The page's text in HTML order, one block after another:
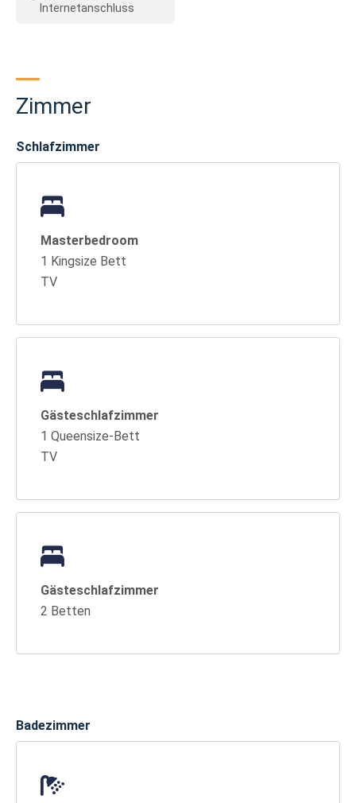
Internetanschluss
Zimmer
Schlafzimmer
Masterbedroom
1 Kingsize Bett
TV
Gästeschlafzimmer
1 Queensize-Bett
TV
Gästeschlafzimmer
2 Betten
Badezimmer